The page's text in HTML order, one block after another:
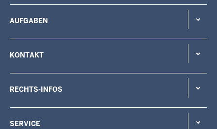
AUFGABEN
KONTAKT
RECHTS-INFOS
SERVICE